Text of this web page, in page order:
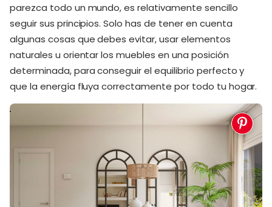
parezca todo un mundo, es relativamente sencillo
seguir sus principios. Solo has de tener en cuenta
algunas cosas que debes evitar, usar elementos
naturales u orientar los muebles en una posición
determinada, para conseguir el equilibrio perfecto y
que la energía fluya correctamente por todo tu hogar.